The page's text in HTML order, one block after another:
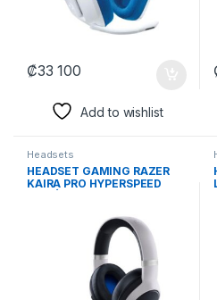
₡33 100
Add to wishlist
Headsets
HEADSET GAMING RAZER
KAIRA PRO HYPERSPEED
04030200-R3U1 BLANCO